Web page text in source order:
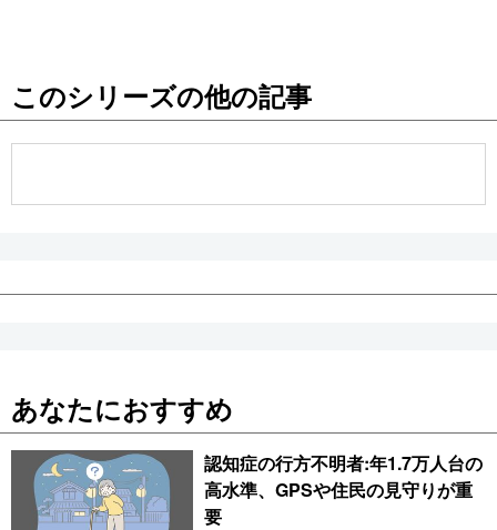
お知らせ
このシリーズの他の記事
あなたにおすすめ
認知症の行方不明者:年1.7万人台の
高水準、GPSや住民の見守りが重
要